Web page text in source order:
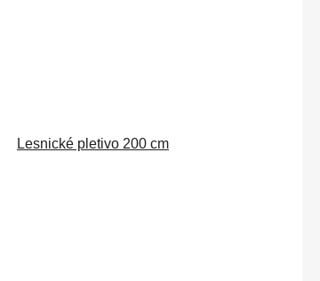
Lesnické pletivo 200 cm